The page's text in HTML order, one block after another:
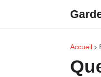
Accueil